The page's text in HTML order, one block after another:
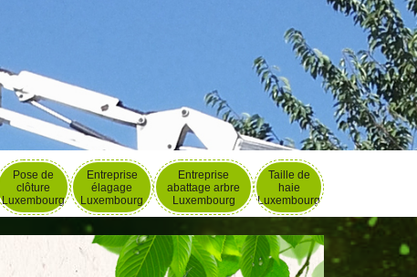
Pose de
clôture
Luxembourg
Entreprise
élagage
Luxembourg
Entreprise
abattage arbre
Luxembourg
Taille de
haie
Luxembourg